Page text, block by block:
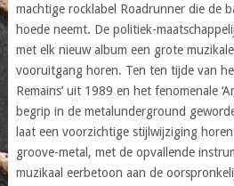
machtige rocklabel Roadrunner die de
hoede neemt. De politiek-
met elk nieuw album een grote
vooruitgang horen. Ten ten tijde van
Remains’ uit 1989 en het fenomenale
begrip in de metalunderground
laat een voorzichtige stijlwijziging
groove-metal, met de opvallende
muzikaal eerbetoon aan de